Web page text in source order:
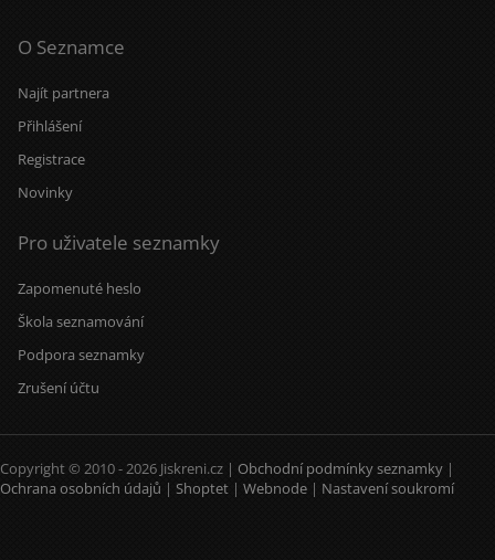
O Seznamce
Najít partnera
Přihlášení
Registrace
Novinky
Pro uživatele seznamky
Zapomenuté heslo
Škola seznamování
Podpora seznamky
Zrušení účtu
Copyright © 2010 - 2026 Jiskreni.cz | Obchodní podmínky seznamky |
Ochrana osobních údajů | Shoptet | Webnode | Nastavení soukromí